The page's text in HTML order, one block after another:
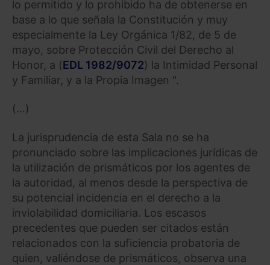
Saber más acerca de las cookies
lo permitido y lo prohibido ha de obtenerse en
base a lo que señala la Constitución y muy
especialmente la Ley Orgánica 1/82, de 5 de
mayo, sobre Protección Civil del Derecho al
Honor, a (EDL 1982/9072) la Intimidad Personal
y Familiar, y a la Propia Imagen ".
(…)
La jurisprudencia de esta Sala no se ha
pronunciado sobre las implicaciones jurídicas de
la utilización de prismáticos por los agentes de
la autoridad, al menos desde la perspectiva de
su potencial incidencia en el derecho a la
inviolabilidad domiciliaria. Los escasos
precedentes que pueden ser citados están
relacionados con la suficiencia probatoria de
quien, valiéndose de prismáticos, observa una